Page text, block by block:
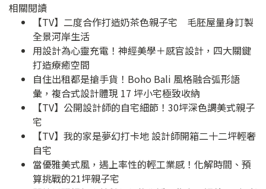
相關閱讀
【TV】二度合作打造奶茶色親子宅 毛胚屋量身訂製
全景河岸生活
用設計為心靈充電！神經美學＋感官設計，四大關鍵
打造療癒空間
自住出租都是搶手貨！Boho Bali 風格融合弧形語
彙，複合式設計體現 17 坪小宅極致收納
【TV】公開設計師的自宅細節！30坪深色調美式親子
宅
【TV】我的家是夢幻打卡地 設計師開箱二十二坪輕奢
自宅
當優雅美式風，遇上率性的輕工業感！化解時間、預
算挑戰的21坪親子宅